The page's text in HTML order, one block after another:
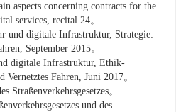
aspects concerning contracts for the
services, recital 24。
und digitale Infrastruktur, Strategie:
September 2015。
digitale Infrastruktur, Ethik-
Fahren, Juni 2017。
Straßenverkehrsgesetzes。
und des